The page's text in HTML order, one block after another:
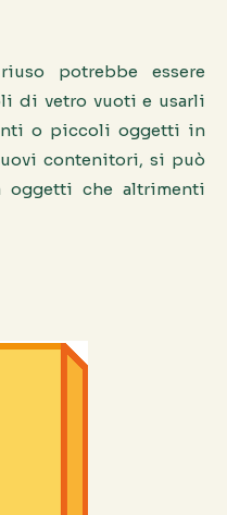
potrebbe essere
di vetro vuoti e usarli
o piccoli oggetti in
contenitori, si può
oggetti che altrimenti